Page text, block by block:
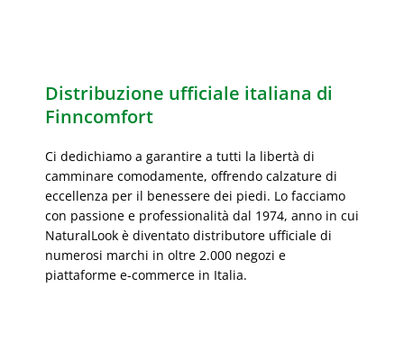
Distribuzione ufficiale italiana di
Finncomfort
Ci dedichiamo a garantire a tutti la libertà di
camminare comodamente, offrendo calzature di
eccellenza per il benessere dei piedi. Lo facciamo
con passione e professionalità dal 1974, anno in cui
NaturalLook è diventato distributore ufficiale di
numerosi marchi in oltre 2.000 negozi e
piattaforme e-commerce in Italia.